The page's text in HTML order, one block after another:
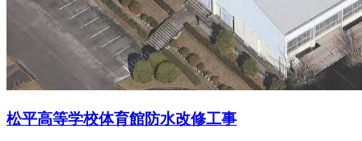
松平高等学校体育館防水改修工事